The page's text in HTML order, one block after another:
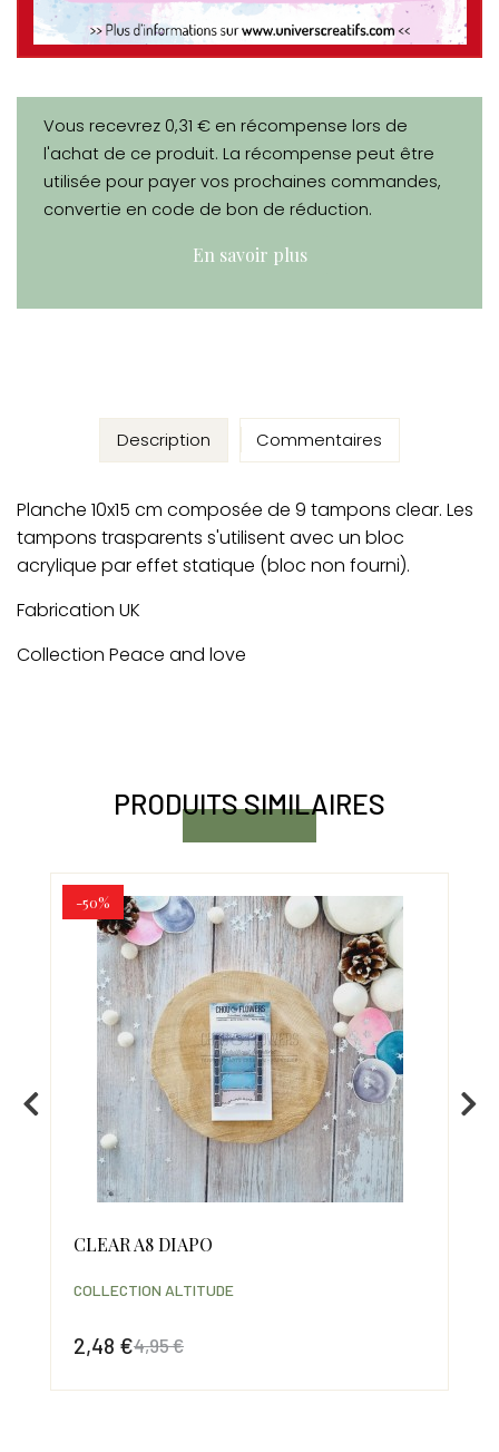
Vous recevrez 0,31 € en récompense lors de
l'achat de ce produit. La récompense peut être
utilisée pour payer vos prochaines commandes,
convertie en code de bon de réduction.
En savoir plus
Description
Planche 10x15 cm composée de 9 tampons clear. Les
tampons trasparents s'utilisent avec un bloc
acrylique par effet statique (bloc non fourni).
Fabrication UK
Collection Peace and love
Commentaires
PRODUITS SIMILAIRES
-50%
CLEAR A8 DIAPO
2,48 €4,95 €
COLLECTION ALTITUDE